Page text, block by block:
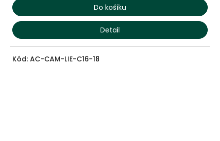
Do košíku
Detail
Kód: AC-CAM-LIE-C16-18